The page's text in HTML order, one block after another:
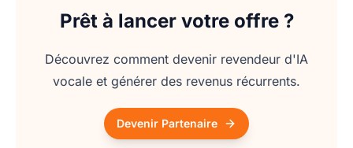
Prêt à lancer votre offre ?
Découvrez comment devenir revendeur d'IA
vocale et générer des revenus récurrents.
Devenir Partenaire